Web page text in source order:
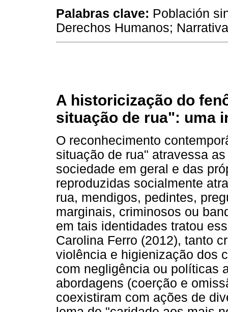
Palabras clave: Población
Derechos Humanos;
A historicização do
situação de rua": uma
O reconhecimento
situação de rua" atravessa
sociedade em geral e das
reproduzidas socialmente
rua, mendigos, pedintes,
marginais, criminosos ou
em tais identidades tratou
Carolina Ferro (2012), tanto
violência e higienização dos
com negligência ou políticas
abordagens (coerção e
coexistiram com ações de